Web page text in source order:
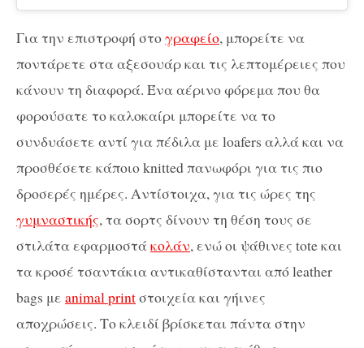
Για την επιστροφή στογραφείο, μπορείτε να
ποντάρετε στα αξεσουάρ και τις λεπτομέρειες που
κάνουν τη διαφορά. Ένα αέρινο φόρεμα που θα
φορούσατε το καλοκαίρι μπορείτε να το
συνδυάσετε αντί για πέδιλα με loafers αλλά και να
προσθέσετε κάποιο knitted πανωφόρι για τις πιο
δροσερές ημέρες. Αντίστοιχα, για τις ώρες της
γυμναστικής, τα σορτς δίνουν τη θέση τους σε
στιλάτα εφαρμοστάκολάν, ενώ οι ψάθινες tote και
τα κροσέ τσαντάκια αντικαθίστανται από leather
bags με animal printστοιχεία και γήινες
αποχρώσεις. Το κλειδί βρίσκεται πάντα στην